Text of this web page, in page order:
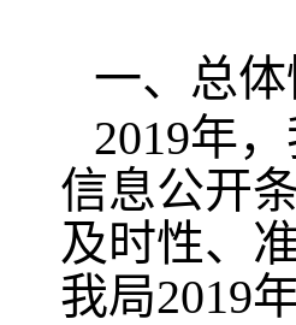
一、总
2019年
信息公开
及时性、
我局2019